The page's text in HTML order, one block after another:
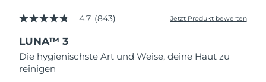
4.7
5
Sternen,
Durchschnittswert
der
4.7 (843) Jetzt Produkt bewerten
LUNA™ 3
Die hygienischste Art und Weise, deine Haut zu
reinigen